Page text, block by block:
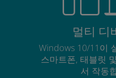
멀티 디
Windows 10/11이
스마트폰, 태블릿
서 작동